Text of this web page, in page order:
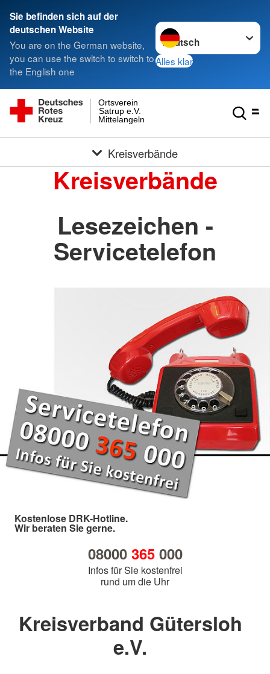
Sie befinden sich auf der
deutschen Website
You are on the German website,
you can use the switch to switch to
the English one
Sprache wechseln zu
Alles klar
Mittelangeln
Satrup e.V.
Ortsverein
Kreisverbände
Kreisverbände
Lesezeichen -
Servicetelefon
Kostenlose DRK-Hotline.
Wir beraten Sie gerne.
08000 365000
Infos für Sie kostenfrei
rund um die Uhr
Kreisverband Gütersloh
e.V.